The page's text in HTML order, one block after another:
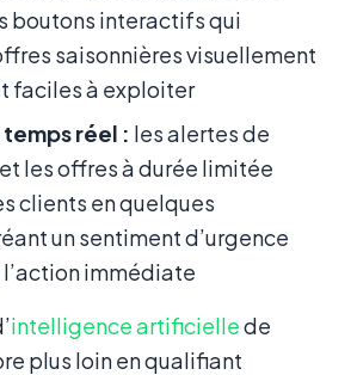
boutons interactifs qui
saisonnières visuellement
faciles à exploiter
réel : les alertes de
les offres à durée limitée
clients en quelques
un sentiment d’urgence
immédiate
intelligence artificiellede
plus loin en qualifiant